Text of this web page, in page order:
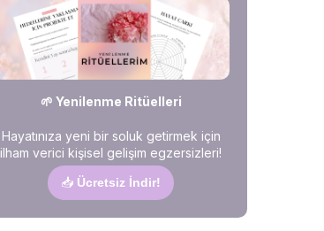
🌱 Yenilenme Ritüelleri
Hayatınıza yeni bir soluk getirmek için
ilham verici kişisel gelişim egzersizleri!
📥 Ücretsiz İndir!